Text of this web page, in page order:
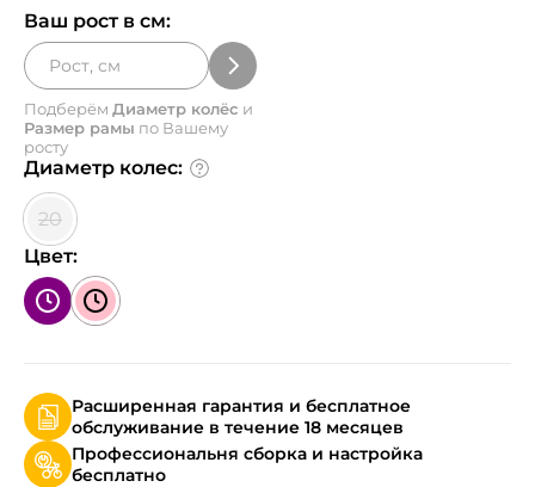
Ваш рост в см:
Подберём Диаметр колёс и
Размер рамы по Вашему
росту
Диаметр колес:
20
Цвет:
Расширенная гарантия и бесплатное
обслуживание в течение 18 месяцев
Профессиональня сборка и настройка
бесплатно